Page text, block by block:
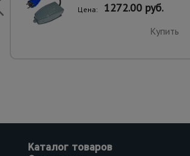
Цена: 1272.00 руб.
Купить
Каталог товаров